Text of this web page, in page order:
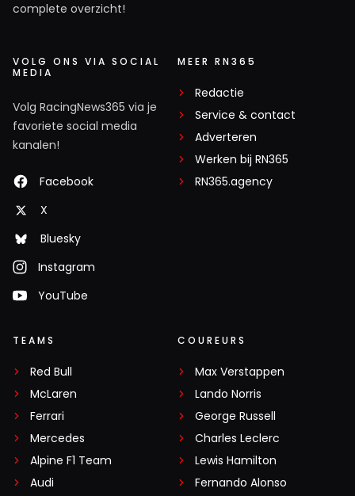
complete overzicht!
VOLG ONS VIA SOCIAL
MEDIA
Volg RacingNews365 via je
favoriete social media
kanalen!
Facebook
X
Bluesky
Instagram
YouTube
MEER RN365
Redactie
Service & contact
Adverteren
Werken bij RN365
RN365.agency
TEAMS
Red Bull
McLaren
Ferrari
Mercedes
Alpine F1 Team
Audi
COUREURS
Max Verstappen
Lando Norris
George Russell
Charles Leclerc
Lewis Hamilton
Fernando Alonso